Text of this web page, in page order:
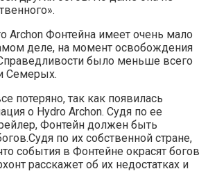
Archon Фонтейна имеет очень мало
деле, на момент освобождения
было меньше всего
Семерых.
потеряно, так как появилась
о Hydro Archon. Судя по ее
Фонтейн должен быть
по их собственной стране,
события в Фонтейне окрасят богов
расскажет об их недостатках и